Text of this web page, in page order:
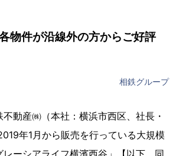
物件が沿線外の方からご好評
相鉄グループ
動産㈱（本社：横浜市西区、社長・
年1月から販売を行っている大規模
ーシアライフ横濱西谷」【以下、同